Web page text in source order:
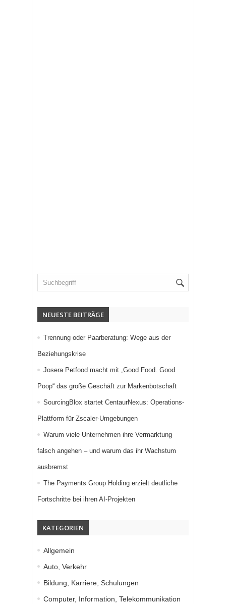
NEUESTE BEITRÄGE
Trennung oder Paarberatung: Wege aus der
Beziehungskrise
Josera Petfood macht mit „Good Food. Good
Poop“ das große Geschäft zur Markenbotschaft
SourcingBlox startet CentaurNexus: Operations-
Plattform für Zscaler-Umgebungen
Warum viele Unternehmen ihre Vermarktung
falsch angehen – und warum das ihr Wachstum
ausbremst
The Payments Group Holding erzielt deutliche
Fortschritte bei ihren AI-Projekten
KATEGORIEN
Allgemein
Auto, Verkehr
Bildung, Karriere, Schulungen
Computer, Information, Telekommunikation